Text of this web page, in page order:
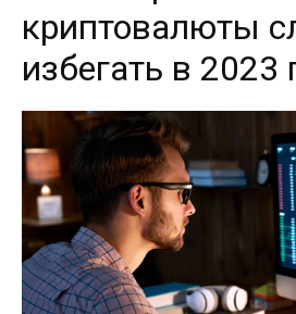
криптовалюты
избегать в 2023